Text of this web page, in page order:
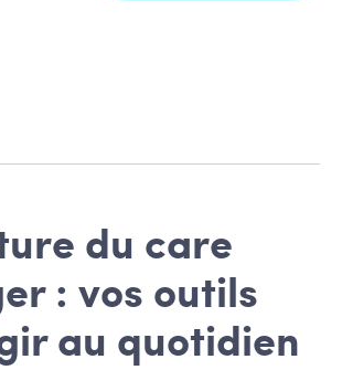
du care
: vos outils
au quotidien